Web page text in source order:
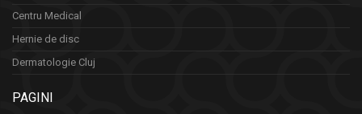
Centru Medical
Hernie de disc
Dermatologie Cluj
PAGINI